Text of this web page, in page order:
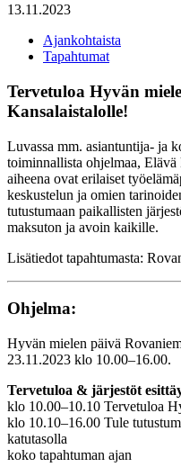
13.11.2023
Ajankohtaista
Tapahtumat
Tervetuloa Hyvän
Kansalaistalolle!
Luvassa mm. asiantuntija- ja
toiminnallista ohjelmaa, Elävä
aiheena ovat erilaiset
keskustelun ja omien
tutustumaan paikallisten
maksuton ja avoin kaikille.
Lisätiedot tapahtumasta:
Ohjelma:
Hyvän mielen päivä
23.11.2023 klo 10.00–16.00.
Tervetuloa & järjestöt
klo 10.00–10.10 Tervetuloa
klo 10.10–16.00 Tule
katutasolla
koko tapahtuman ajan